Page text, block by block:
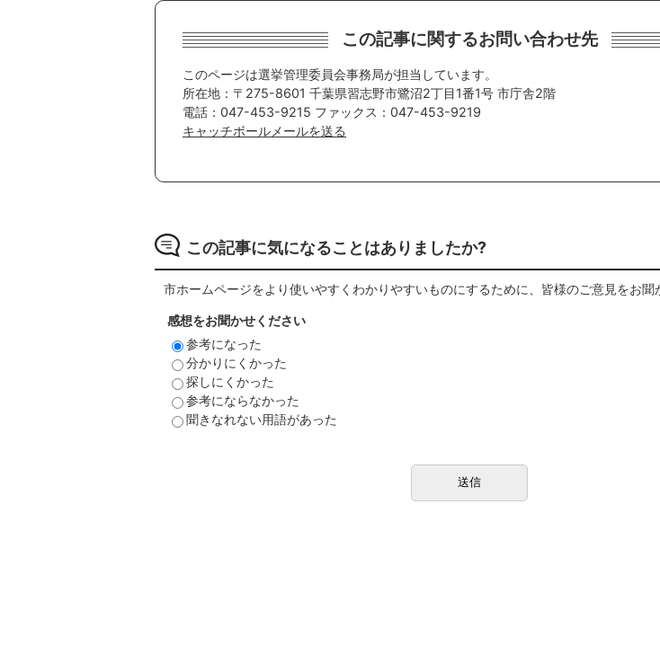
この記事に関するお問い合わせ先
このページは選挙管理委員会事務局が担当しています。
所在地：〒275-8601 千葉県習志野市鷺沼2丁目1番1号 市庁舎2階
電話：047-453-9215 ファックス：047-453-9219
キャッチボールメールを送る
この記事に気になることはありましたか?
市ホームページをより使いやすくわかりやすいものにするために、皆様のご意見をお聞
感想をお聞かせください
参考になった
分かりにくかった
探しにくかった
参考にならなかった
聞きなれない用語があった